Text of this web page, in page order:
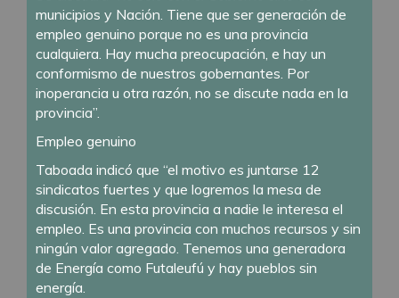
municipios y Nación. Tiene que ser generación de
empleo genuino porque no es una provincia
cualquiera. Hay mucha preocupación, e hay un
conformismo de nuestros gobernantes. Por
inoperancia u otra razón, no se discute nada en la
provincia”.
Empleo genuino
Taboada indicó que “el motivo es juntarse 12
sindicatos fuertes y que logremos la mesa de
discusión. En esta provincia a nadie le interesa el
empleo. Es una provincia con muchos recursos y sin
ningún valor agregado. Tenemos una generadora
de Energía como Futaleufú y hay pueblos sin
energía.